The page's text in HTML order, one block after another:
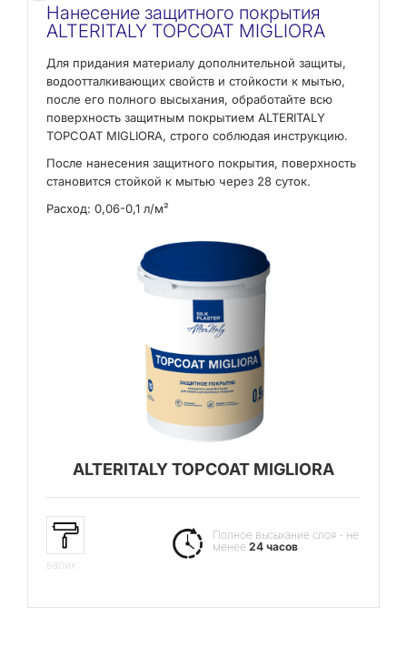
Нанесение защитного покрытия
ALTERITALY TOPCOAT MIGLIORA
Для придания материалу дополнительной защиты,
водоотталкивающих свойств и стойкости к мытью,
после его полного высыхания, обработайте всю
поверхность защитным покрытием ALTERITALY
TOPCOAT MIGLIORA, строго соблюдая инструкцию.
После нанесения защитного покрытия, поверхность
становится стойкой к мытью через 28 суток.
Расход: 0,06-0,1 л/м²
ALTERITALY TOPCOAT MIGLIORA
валик
Полное высыхание слоя - не
менее24 часов